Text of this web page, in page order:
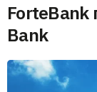
ForteBank
Bank